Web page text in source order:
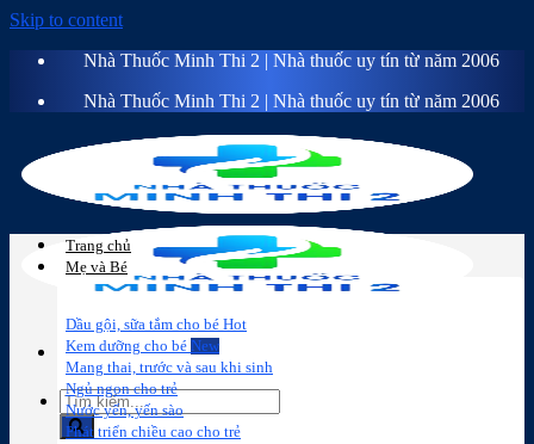
Skip to content
Nhà Thuốc Minh Thi 2 | Nhà thuốc uy tín từ năm 2006
Nhà Thuốc Minh Thi 2 | Nhà thuốc uy tín từ năm 2006
Trang chủ
Mẹ và Bé
Dầu gội, sữa tắm cho bé
Kem dưỡng cho bé
Mang thai, trước và sau khi sinh
Ngủ ngon cho trẻ
Nước yến, yến sào
Phát triển chiều cao cho trẻ